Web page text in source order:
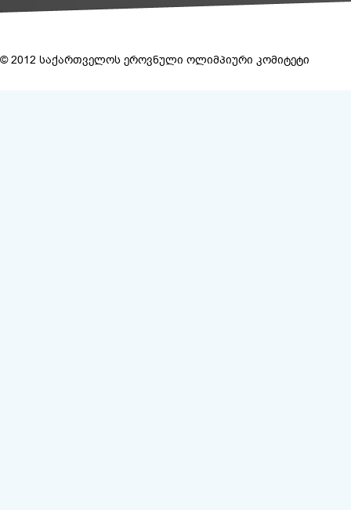
© 2012 საქართველოს ეროვნული ოლიმპიური კომიტეტი